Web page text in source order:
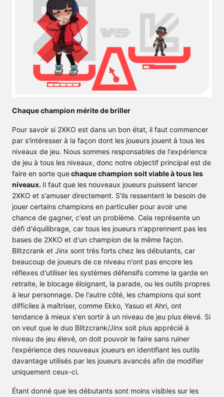
Chaque champion mérite de briller
Pour savoir si 2XKO est dans un bon état, il faut commencer
par s'intéresser à la façon dont les joueurs jouent à tous les
niveaux de jeu. Nous sommes responsables de l'expérience
de jeu à tous les niveaux, donc notre objectif principal est de
faire en sorte quechaque champion soit viable à tous les
niveaux. Il faut que les nouveaux joueurs puissent lancer
2XKO et s'amuser directement. S'ils ressentent le besoin de
jouer certains champions en particulier pour avoir une
chance de gagner, c'est un problème. Cela représente un
défi d'équilibrage, car tous les joueurs n'apprennent pas les
bases de 2XKO et d'un champion de la même façon.
Blitzcrank et Jinx sont très forts chez les débutants, car
beaucoup de joueurs de ce niveau n'ont pas encore les
réflexes d'utiliser les systèmes défensifs comme la garde en
retraite, le blocage éloignant, la parade, ou les outils propres
à leur personnage. De l'autre côté, les champions qui sont
difficiles à maîtriser, comme Ekko, Yasuo et Ahri, ont
tendance à mieux s'en sortir à un niveau de jeu plus élevé. Si
on veut que le duo Blitzcrank/Jinx soit plus apprécié à
niveau de jeu élevé, on doit pouvoir le faire sans ruiner
l'expérience des nouveaux joueurs en identifiant les outils
davantage utilisés par les joueurs avancés afin de modifier
uniquement ceux-ci.
Étant donné que les débutants sont moins visibles sur les